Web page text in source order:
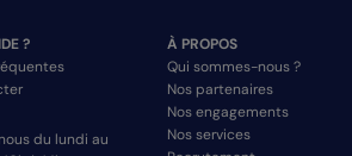
?
du lundi au
À PROPOS
Qui sommes-nous ?
Nos partenaires
Nos engagements
Nos services